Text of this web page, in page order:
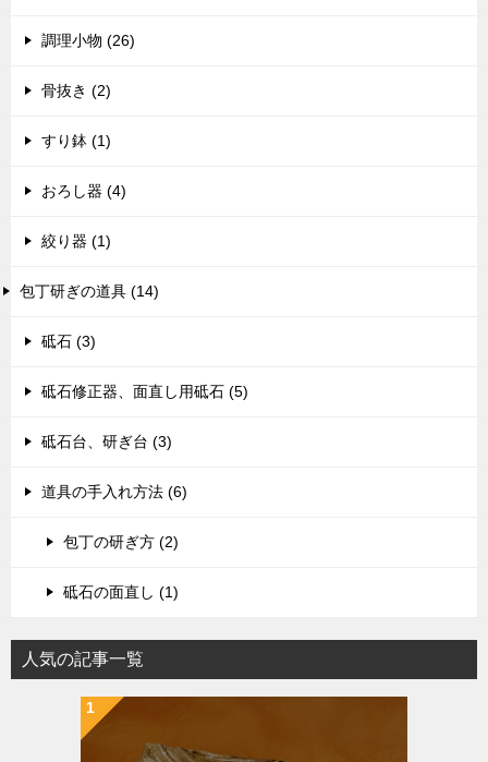
調理小物 (26)
骨抜き (2)
すり鉢 (1)
おろし器 (4)
絞り器 (1)
包丁研ぎの道具 (14)
砥石 (3)
砥石修正器、面直し用砥石 (5)
砥石台、研ぎ台 (3)
道具の手入れ方法 (6)
包丁の研ぎ方 (2)
砥石の面直し (1)
人気の記事一覧